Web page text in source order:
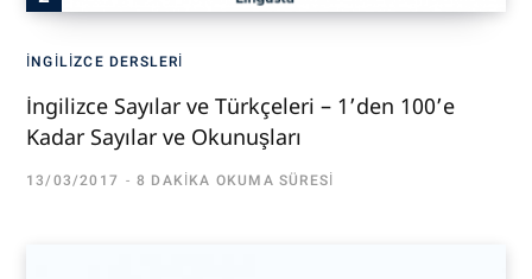
İNGILIZCE DERSLERI
İngilizce Sayılar ve Türkçeleri – 1’den 100’e
Kadar Sayılar ve Okunuşları
13/03/2017 8 DAKIKA OKUMA SÜRESI